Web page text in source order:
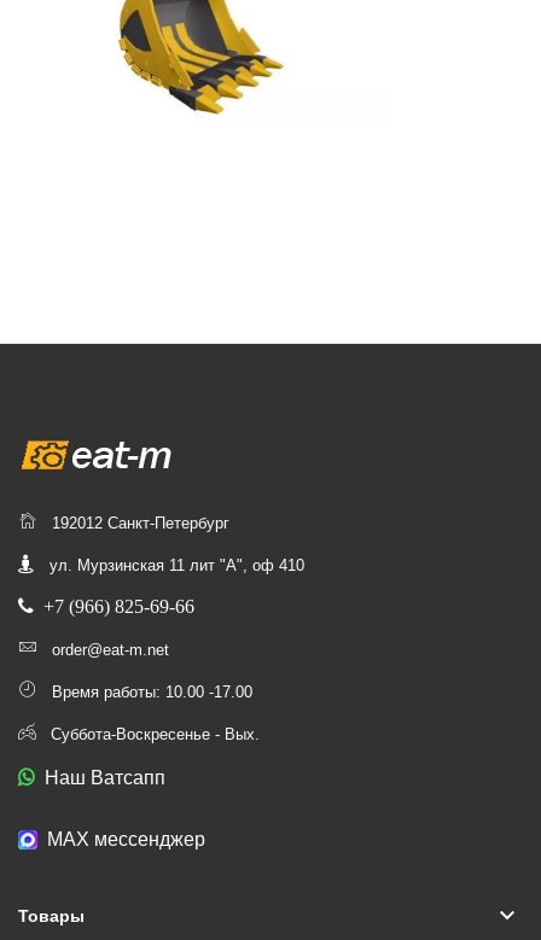
192012 Санкт-Петербург
ул. Мурзинская 11 лит "А", оф 410
+7 (966) 825-69-66
order@eat-m.net
Время работы: 10.00 -17.00
Суббота-Воскресенье - Вых.
Наш Ватсапп
МАХ мессенджер
Товары keyboard_arrow_down